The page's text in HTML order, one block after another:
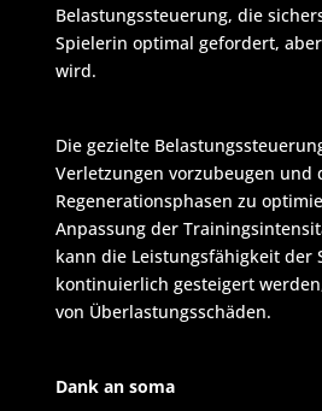
Belastungssteuerung, die
Spielerin optimal gefordert,
wird.
Die gezielte
Verletzungen vorzubeugen und
Regenerationsphasen zu
Anpassung der
kann die Leistungsfähigkeit der
kontinuierlich gesteigert
von Überlastungsschäden.
Dank an soma